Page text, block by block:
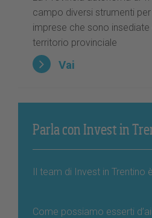
campo diversi strumenti
imprese che sono insediate
territorio provinciale
Vai
Parla con Invest in
Il team di Invest in Trentino
Come possiamo esserti